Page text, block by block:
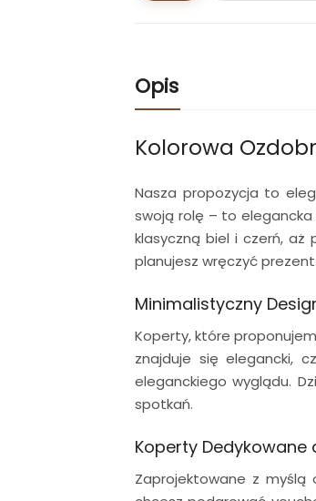
Opis
Kolorowa
Nasza propozycja to
swoją rolę – to elegancka
klasyczną biel i czerń, aż
planujesz wręczyć prezent.
Minimalistyczny
Koperty, które
znajduje się elegancki,
eleganckiego wyglądu.
spotkań.
Koperty
Zaprojektowane z